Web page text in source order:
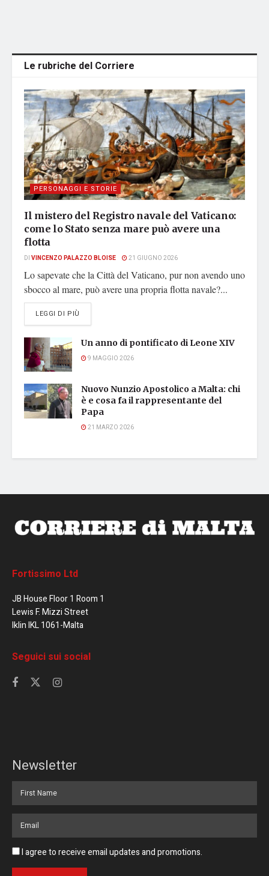
Le rubriche del Corriere
PERSONAGGI E STORIE
Il mistero del Registro navale del Vaticano:
come lo Stato senza mare può avere una
flotta
DI VINCENZO PALAZZO BLOISE 21 GIUGNO 2026
Lo sapevate che la Città del Vaticano, pur non avendo uno
sbocco al mare, può avere una propria flotta navale?...
LEGGI DI PIÙ
Un anno di pontificato di Leone XIV
9 MAGGIO 2026
Nuovo Nunzio Apostolico a Malta: chi
è e cosa fa il rappresentante del
Papa
21 MARZO 2026
Fortissimo Ltd
JB House Floor 1 Room 1
Lewis F. Mizzi Street
Iklin IKL 1061-Malta
Seguici sui social
Newsletter
I agree to receive email updates and promotions.